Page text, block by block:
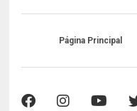
Página Principal